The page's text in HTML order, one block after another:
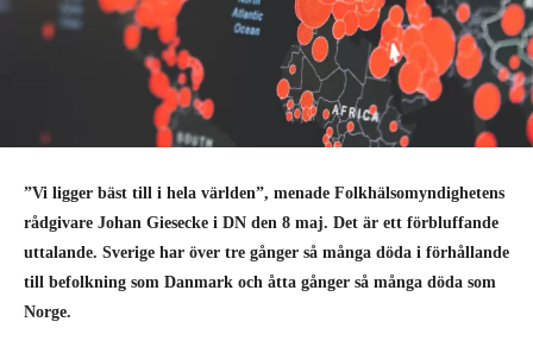
”Vi ligger bäst till i hela världen”, menade Folkhälsomyndighetens
rådgivare Johan Giesecke i DN den 8 maj. Det är ett förbluffande
uttalande. Sverige har över tre gånger så många döda i förhållande
till befolkning som Danmark och åtta gånger så många döda som
Norge.